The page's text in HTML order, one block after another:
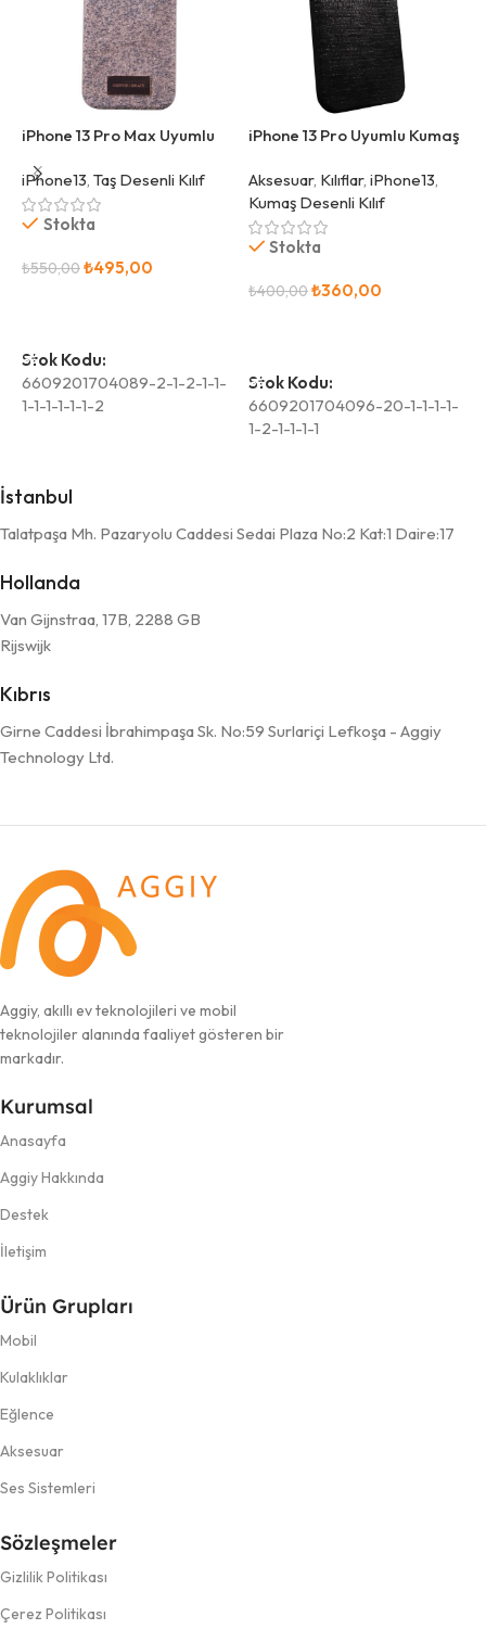
iPhone 13 Pro Max Uyumlu
iPhone13, Taş Desenli Kılıf
Stokta
₺550,00₺495,00
Stok Kodu:
6609201704089-2-1-2-1-1-
1-1-1-1-1-1-2
iPhone 13 Pro Uyumlu Kumaş
Aksesuar, Kılıflar, iPhone13,
Kumaş Desenli Kılıf
Stokta
₺400,00₺360,00
Stok Kodu:
6609201704096-20-1-1-1-1-
1-2-1-1-1-1
İstanbul
Talatpaşa Mh. Pazaryolu Caddesi Sedai Plaza No:2 Kat:1 Daire:17
Hollanda
Van Gijnstraa, 17B, 2288 GB
Rijswijk
Kıbrıs
Girne Caddesi İbrahimpaşa Sk. No:59 Surlariçi Lefkoşa - Aggiy
Technology Ltd.
Aggiy, akıllı ev teknolojileri ve mobil
teknolojiler alanında faaliyet gösteren bir
markadır.
Kurumsal
Anasayfa
Aggiy Hakkında
Destek
İletişim
Ürün Grupları
Mobil
Kulaklıklar
Eğlence
Aksesuar
Ses Sistemleri
Sözleşmeler
Gizlilik Politikası
Çerez Politikası